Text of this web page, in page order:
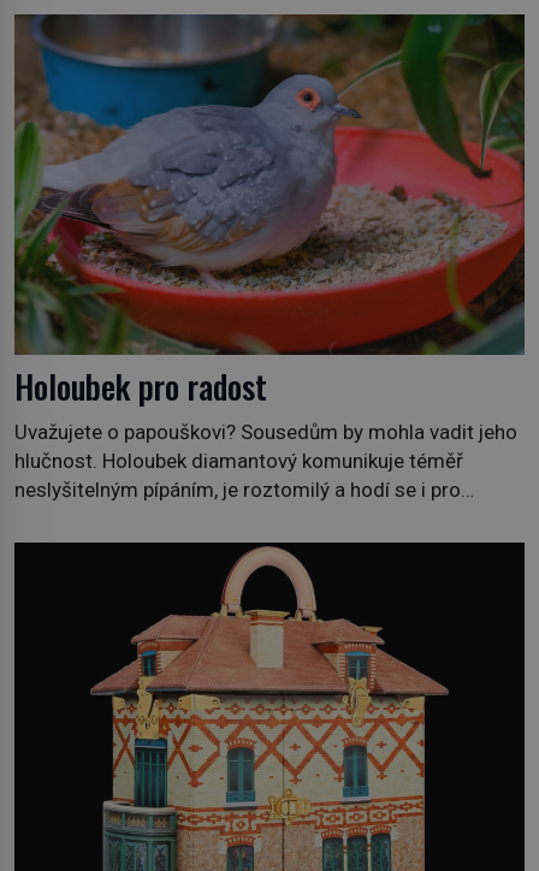
Holoubek pro radost
Uvažujete o papouškovi? Sousedům by mohla vadit jeho
hlučnost. Holoubek diamantový komunikuje téměř
neslyšitelným pípáním, je roztomilý a hodí se i pro
klidného ptáčka, který většinu dne jen posedává. Hodně
času tráví na zemi, kde sbírá zbytky semínek Jeho
domovinou je prakticky celá Austrálie s výjimkou
pobřežní oblasti. […]